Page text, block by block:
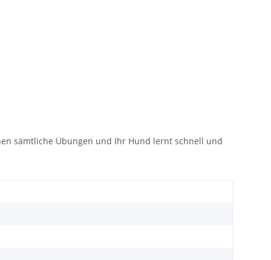
sämtliche Übungen und Ihr Hund lernt schnell und